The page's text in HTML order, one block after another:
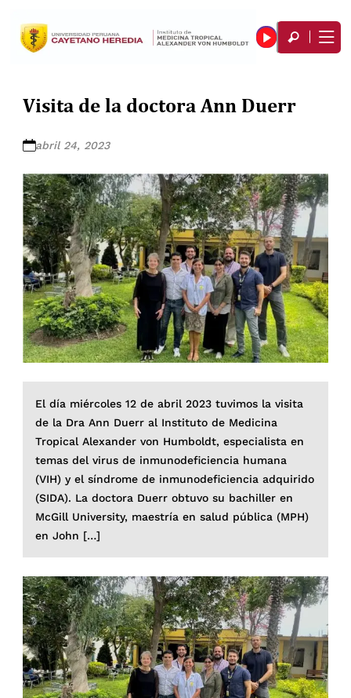
Visita de la doctora Ann Duerr
abril 24, 2023
El día miércoles 12 de abril 2023 tuvimos la visita
de la Dra Ann Duerr al Instituto de Medicina
Tropical Alexander von Humboldt, especialista en
temas del virus de inmunodeficiencia humana
(VIH) y el síndrome de inmunodeficiencia adquirido
(SIDA). La doctora Duerr obtuvo su bachiller en
McGill University, maestría en salud pública (MPH)
en John […]